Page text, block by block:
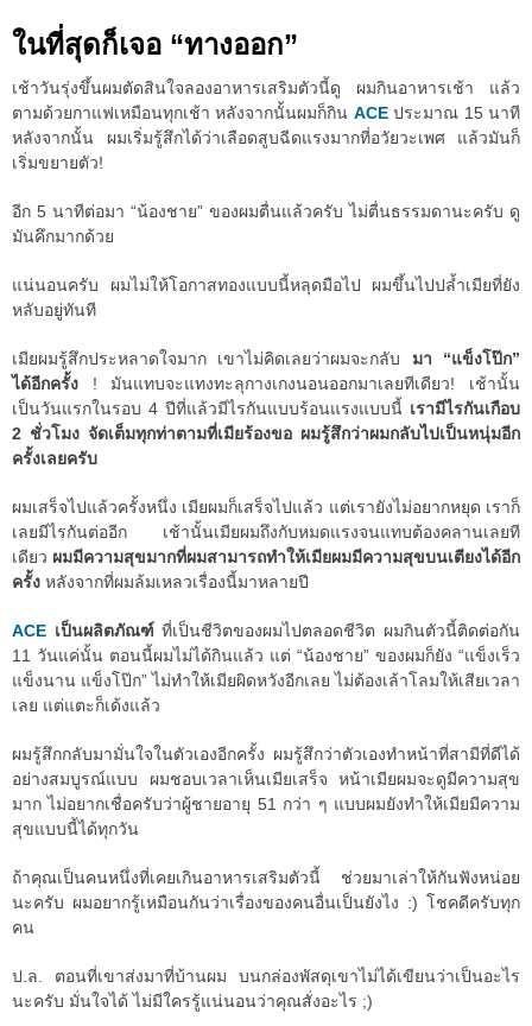
ในที่สุดก็เจอ “ทางออก”
เช้าวันรุ่งขึ้นผมตัดสินใจลองอาหารเสริมตัวนี้ดู ผมกินอาหารเช้า แล้ว
ตามด้วยกาแฟเหมือนทุกเช้า หลังจากนั้นผมก็กิน ACEประมาณ 15 นาที
หลังจากนั้น ผมเริ่มรู้สึกได้ว่าเลือดสูบฉีดแรงมากที่อวัยวะเพศ แล้วมันก็
เริ่มขยายตัว!
อีก 5 นาทีต่อมา “น้องชาย” ของผมตื่นแล้วครับ ไม่ตื่นธรรมดานะครับ ดู
มันคึกมากด้วย
แน่นอนครับ ผมไม่ให้โอกาสทองแบบนี้หลุดมือไป ผมขึ้นไปปล้ำเมียที่ยัง
หลับอยู่ทันที
เมียผมรู้สึกประหลาดใจมาก เขาไม่คิดเลยว่าผมจะกลับ มา “แข็งโป๊ก”
ได้อีกครั้ง ! มันแทบจะแทงทะลุกางเกงนอนออกมาเลยทีเดียว! เช้านั้น
เป็นวันแรกในรอบ 4 ปีที่แล้วมีไรกันแบบร้อนแรงแบบนี้ เรามีไรกันเกือบ
2 ชั่วโมง จัดเต็มทุกท่าตามที่เมียร้องขอ ผมรู้สึกว่าผมกลับไปเป็นหนุ่มอีก
ครั้งเลยครับ
ผมเสร็จไปแล้วครั้งหนึ่ง เมียผมก็เสร็จไปแล้ว แต่เรายังไม่อยากหยุด เราก็
เลยมีไรกันต่ออีก เช้านั้นเมียผมถึงกับหมดแรงจนแทบต้องคลานเลยที
เดียว ผมมีความสุขมากที่ผมสามารถทำให้เมียผมมีความสุขบนเตียงได้อีก
ครั้ง หลังจากที่ผมล้มเหลวเรื่องนี้มาหลายปี
ACE เป็นผลิตภัณฑ์ที่เป็นชีวิตของผมไปตลอดชีวิต ผมกินตัวนี้ติดต่อกัน
11 วันแค่นั้น ตอนนี้ผมไม่ได้กินแล้ว แต่ “น้องชาย” ของผมก็ยัง “แข็งเร็ว
แข็งนาน แข็งโป๊ก” ไม่ทำให้เมียผิดหวังอีกเลย ไม่ต้องเล้าโลมให้เสียเวลา
เลย แต่แตะก็เด้งแล้ว
ผมรู้สึกกลับมามั่นใจในตัวเองอีกครั้ง ผมรู้สึกว่าตัวเองทำหน้าที่สามีที่ดีได้
อย่างสมบูรณ์แบบ ผมชอบเวลาเห็นเมียเสร็จ หน้าเมียผมจะดูมีความสุข
มาก ไม่อยากเชื่อครับว่าผู้ชายอายุ 51 กว่า ๆ แบบผมยังทำให้เมียมีความ
สุขแบบนี้ได้ทุกวัน
ถ้าคุณเป็นคนหนึ่งที่เคยเกินอาหารเสริมตัวนี้ ช่วยมาเล่าให้กันฟังหน่อย
นะครับ ผมอยากรู้เหมือนกันว่าเรื่องของคนอื่นเป็นยังไง :) โชคดีครับทุก
คน
ป.ล. ตอนที่เขาส่งมาที่บ้านผม บนกล่องพัสดุเขาไม่ได้เขียนว่าเป็นอะไร
นะครับ มั่นใจได้ ไม่มีใครรู้แน่นอนว่าคุณสั่งอะไร ;)